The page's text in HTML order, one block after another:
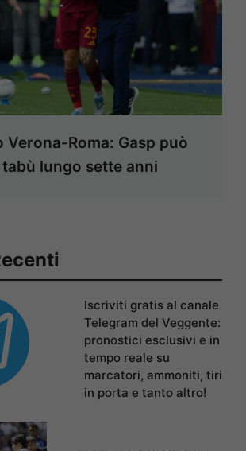
Verona-Roma: Gasp può
lungo sette anni
Iscriviti gratis al canale
Telegram del Veggente:
pronostici esclusivi e in
tempo reale su
marcatori, ammoniti, tiri
in porta e tanto altro!